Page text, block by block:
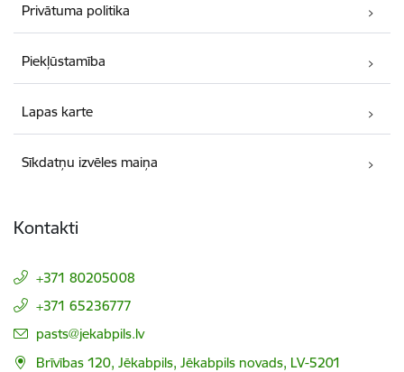
Privātuma politika
Piekļūstamība
Lapas karte
Sīkdatņu izvēles maiņa
Kontakti
+371 80205008
+371 65236777
E-pasts:
pasts@jekabpils.lv
Brīvības 120, Jēkabpils, Jēkabpils novads, LV-5201